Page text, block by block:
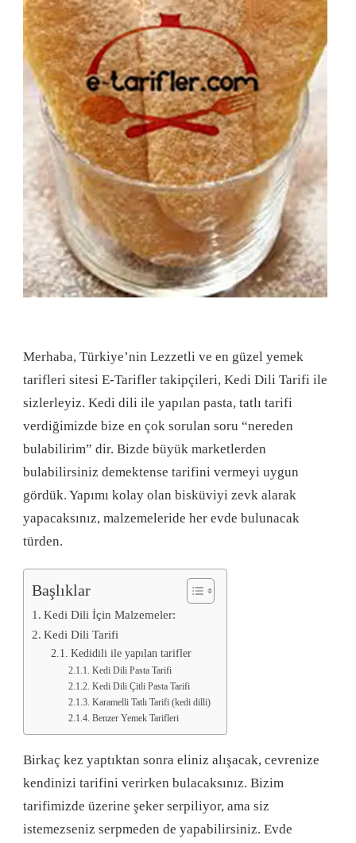
Merhaba, Türkiye’nin Lezzetli ve en güzel yemek
tarifleri sitesi E-Tarifler takipçileri, Kedi Dili Tarifi ile
sizlerleyiz. Kedi dili ile yapılan pasta, tatlı tarifi
verdiğimizde bize en çok sorulan soru “nereden
bulabilirim” dir. Bizde büyük marketlerden
bulabilirsiniz demektense tarifini vermeyi uygun
gördük. Yapımı kolay olan bisküviyi zevk alarak
yapacaksınız, malzemeleride her evde bulunacak
türden.
Başlıklar
Kedi Dili İçin Malzemeler:
Kedi Dili Tarifi
Kedidili ile yapılan tarifler
Kedi Dili Pasta Tarifi
Kedi Dili Çitli Pasta Tarifi
Karamelli Tatlı Tarifi (kedi dilli)
Benzer Yemek Tarifleri
Birkaç kez yaptıktan sonra eliniz alışacak, cevrenize
kendinizi tarifini verirken bulacaksınız. Bizim
tarifimizde üzerine şeker serpiliyor, ama siz
istemezseniz serpmeden de yapabilirsiniz. Evde